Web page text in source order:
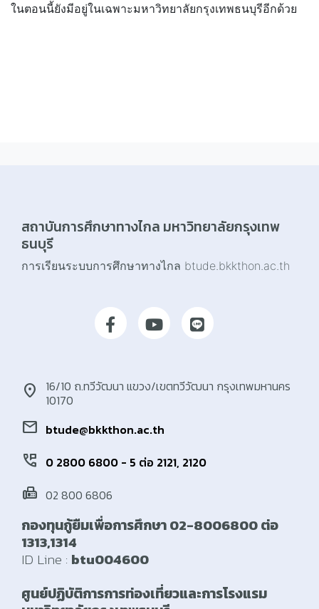
ในตอนนี้ยังมีอยู่ในเฉพาะมหาวิทยาลัยกรุงเทพธนบุรีอีกด้วย
สถาบันการศึกษาทางไกล มหาวิทยาลัยกรุงเทพ
ธนบุรี
การเรียนระบบการศึกษาทางไกล btude.bkkthon.ac.th
location_on
16/10 ถ.ทวีวัฒนา แขวง/เขตทวีวัฒนา กรุงเทพมหานคร
10170
mail btude@bkkthon.ac.th
perm_phone_msg 0 2800 6800 - 5 ต่อ 2121, 2120
fax 02 800 6806
กองทุนกู้ยืมเพื่อการศึกษา 02-8006800 ต่อ
1313,1314
ID Line : btu004600
ศูนย์ปฏิบัติการการท่องเที่ยวและการโรงแรม